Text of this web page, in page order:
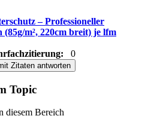
– Professioneller
m², 220cm breit) je lfm
0
Zitaten antworten
Topic
diesem Bereich